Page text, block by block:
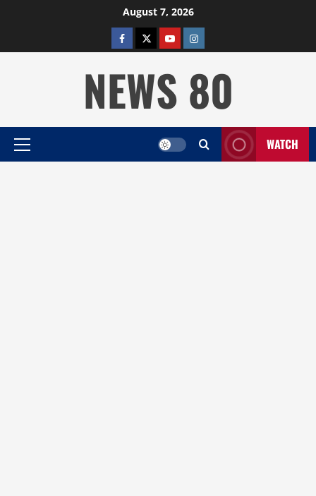
August 7, 2026
facebooktwitterYOUTUBE
instagram
NEWS 80
Primary
WATCH